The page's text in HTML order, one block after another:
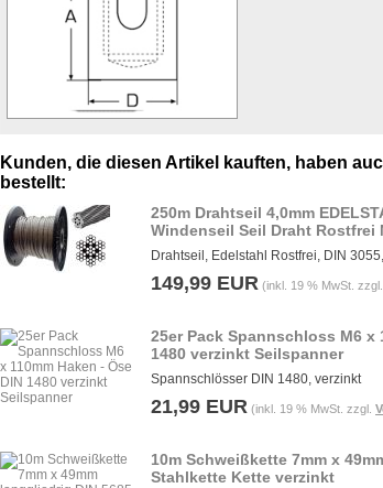
Kunden, die diesen Artikel kauften, haben
bestellt:
250m Drahtseil 4,0mm
Windenseil Seil Draht Rostfrei
Drahtseil, Edelstahl Rostfrei, DIN
149,99 EUR (inkl. 19 % MwSt. zzgl.
25er Pack Spannschloss M6 x
1480 verzinkt Seilspanner
Spannschlösser DIN 1480, verzinkt
21,99 EUR (inkl. 19 % MwSt. zzgl.
10m Schweißkette 7mm x
Stahlkette Kette verzinkt